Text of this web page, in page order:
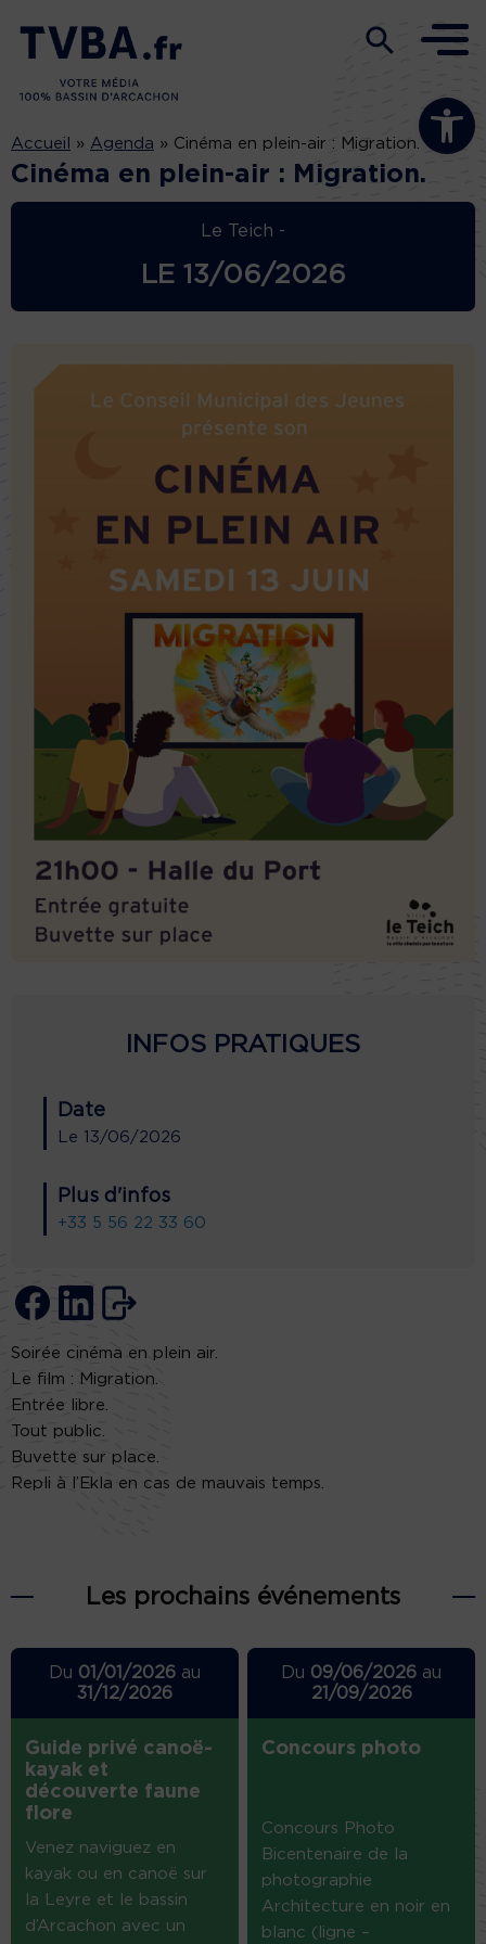
Ouvrir la
Accueil » Agenda » Cinéma en plein-air : Migration.
Cinéma en plein-air : Migration.
Le Teich -
LE 13/06/2026
INFOS PRATIQUES
Date
Le 13/06/2026
Plus d'infos
+33 5 56 22 33 60
Soirée cinéma en plein air.
Le film : Migration.
Entrée libre.
Tout public.
Buvette sur place.
Repli à l’Ekla en cas de mauvais temps.
Les prochains événements
Du 01/01/2026au
31/12/2026
Guide privé canoë-
kayak et
découverte faune
flore
Venez naviguez en
kayak ou en canoë sur
la Leyre et le bassin
d’Arcachon avec un
Du 09/06/2026 au
21/09/2026
Concours photo
Concours Photo
Bicentenaire de la
photographie
Architecture en noir en
blanc (ligne –